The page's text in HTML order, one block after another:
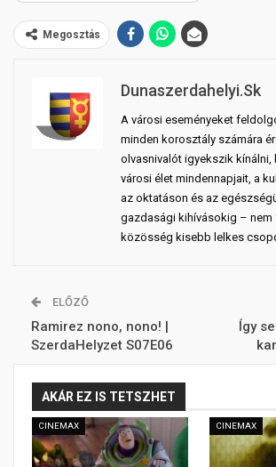
Megosztás
Dunaszerdahelyi.sk
A városi eseményeket
minden korosztály számára
olvasnivalót igyekszik kínálni,
városi élet mindennapjait, a
az oktatáson és az
gazdasági kihívásokig – nem
közösség kisebb lelkes
ELŐZŐ
Ramirez nono, nono! |
SzerdaHelyzet S07E06
Így
AKÁR EZ IS TETSZHET
CINEMAX CINEMAX